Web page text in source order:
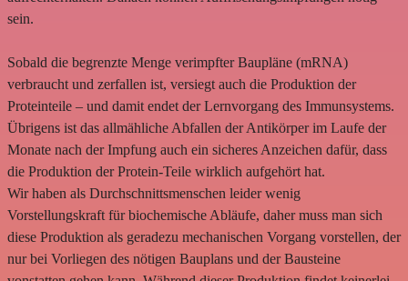
sein.
Sobald die begrenzte Menge verimpfter Baupläne (mRNA)
verbraucht und zerfallen ist, versiegt auch die Produktion der
Proteinteile – und damit endet der Lernvorgang des Immunsystems.
Übrigens ist das allmähliche Abfallen der Antikörper im Laufe der
Monate nach der Impfung auch ein sicheres Anzeichen dafür, dass
die Produktion der Protein-Teile wirklich aufgehört hat.
Wir haben als Durchschnittsmenschen leider wenig
Vorstellungskraft für biochemische Abläufe, daher muss man sich
diese Produktion als geradezu mechanischen Vorgang vorstellen, der
nur bei Vorliegen des nötigen Bauplans und der Bausteine